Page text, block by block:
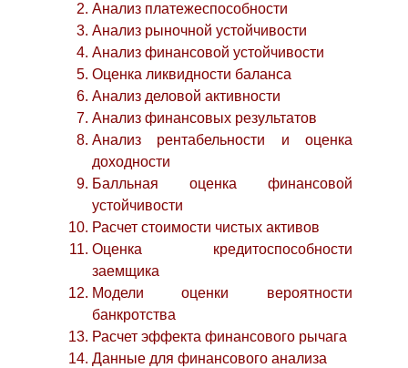
Анализ платежеспособности
Анализ рыночной устойчивости
Анализ финансовой устойчивости
Оценка ликвидности баланса
Анализ деловой активности
Анализ финансовых результатов
Анализ рентабельности и оценка
доходности
Балльная оценка финансовой
устойчивости
Расчет стоимости чистых активов
Оценка кредитоспособности
заемщика
Модели оценки вероятности
банкротства
Расчет эффекта финансового рычага
Данные для финансового анализа